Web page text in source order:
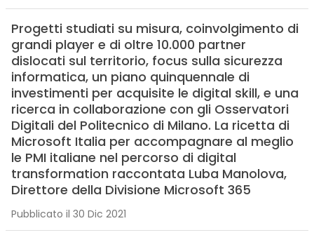
Progetti studiati su misura, coinvolgimento di
grandi player e di oltre 10.000 partner
dislocati sul territorio, focus sulla sicurezza
informatica, un piano quinquennale di
investimenti per acquisite le digital skill, e una
ricerca in collaborazione con gli Osservatori
Digitali del Politecnico di Milano. La ricetta di
Microsoft Italia per accompagnare al meglio
le PMI italiane nel percorso di digital
transformation raccontata Luba Manolova,
Direttore della Divisione Microsoft 365
Pubblicato il 30 Dic 2021